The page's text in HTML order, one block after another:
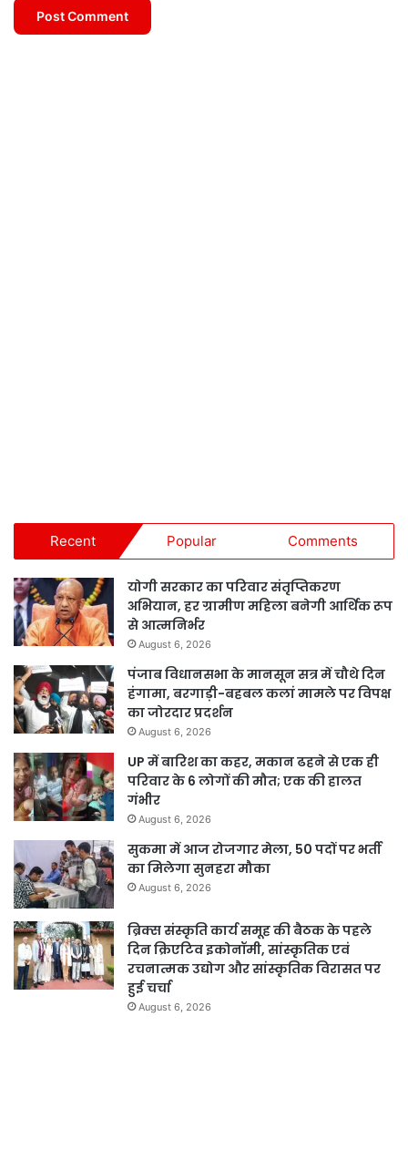
Recent Popular Comments
योगी सरकार का परिवार संतृप्तिकरण
अभियान, हर ग्रामीण महिला बनेगी आर्थिक रूप
से आत्मनिर्भर
August 6, 2026
पंजाब विधानसभा के मानसून सत्र में चौथे दिन
हंगामा, बरगाड़ी-बहबल कलां मामले पर विपक्ष
का जोरदार प्रदर्शन
August 6, 2026
UP में बारिश का कहर, मकान ढहने से एक ही
परिवार के 6 लोगों की मौत; एक की हालत
गंभीर
August 6, 2026
सुकमा में आज रोजगार मेला, 50 पदों पर भर्ती
का मिलेगा सुनहरा मौका
August 6, 2026
ब्रिक्स संस्कृति कार्य समूह की बैठक के पहले
दिन क्रिएटिव इकोनॉमी, सांस्कृतिक एवं
रचनात्मक उद्योग और सांस्कृतिक विरासत पर
हुई चर्चा
August 6, 2026